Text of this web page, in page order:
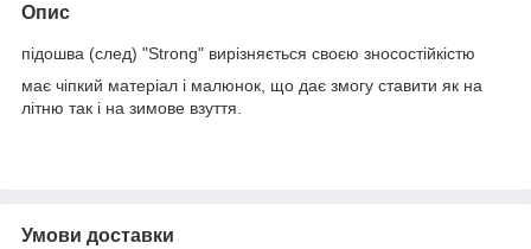
Опис
підошва (след) "Strong" вирізняється своєю зносостійкістю
має чіпкий матеріал і малюнок, що дає змогу ставити як на
літню так і на зимове взуття.
Умови доставки